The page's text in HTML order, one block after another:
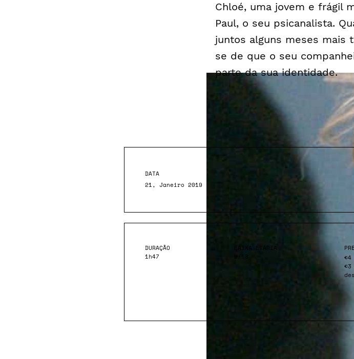
Chloé, uma jovem e frágil
Paul, o seu psicanalista.
juntos alguns meses mais
se de que o seu
parte da sua identidade.
DATA
21, Janeiro 2019
DURAÇÃO
1h47
FAIXA ETÁRIA
€4